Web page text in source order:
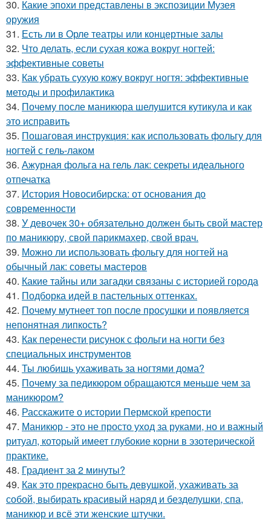
30. Какие эпохи представлены в экспозиции Музея
оружия
31. Есть ли в Орле театры или концертные залы
32. Что делать, если сухая кожа вокруг ногтей:
эффективные советы
33. Как убрать сухую кожу вокруг ногтя: эффективные
методы и профилактика
34. Почему после маникюра шелушится кутикула и как
это исправить
35. Пошаговая инструкция: как использовать фольгу для
ногтей с гель-лаком
36. Ажурная фольга на гель лак: секреты идеального
отпечатка
37. История Новосибирска: от основания до
современности
38. У девочек 30+ обязательно должен быть свой мастер
по маникюру, свой парикмахер, свой врач.
39. Можно ли использовать фольгу для ногтей на
обычный лак: советы мастеров
40. Какие тайны или загадки связаны с историей города
41. Подборка идей в пастельных оттенках.
42. Почему мутнеет топ после просушки и появляется
непонятная липкость?
43. Как перенести рисунок с фольги на ногти без
специальных инструментов
44. Ты любишь ухаживать за ногтями дома?
45. Почему за педикюром обращаются меньше чем за
маникюром?
46. Расскажите о истории Пермской крепости
47. Маникюр - это не просто уход за руками, но и важный
ритуал, который имеет глубокие корни в эзотерической
практике.
48. Градиент за 2 минуты?
49. Как это прекрасно быть девушкой, ухаживать за
собой, выбирать красивый наряд и безделушки, спа,
маникюр и всё эти женские штучки.